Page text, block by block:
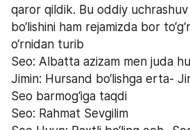
qaror qildik. Bu oddiy uchrashuv
bo‘lishini ham rejamizda bor
o‘rnidan turib
Seo: Albatta azizam men juda
Jimin: Hursand bo‘lishga erta-
Seo barmog‘iga taqdi
Seo: Rahmat Sevgilim